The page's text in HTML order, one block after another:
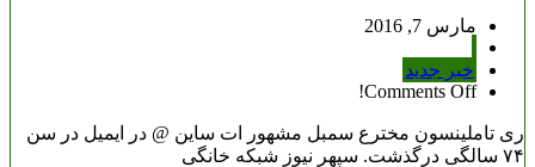
مارس 7, 2016
خبر جدید
Comments Off!
ری تاملینسون مخترع سمبل مشهور ات ساین @ در ایمیل در سن
۷۴ سالگی درگذشت. سپهر نیوز شبکه خانگی